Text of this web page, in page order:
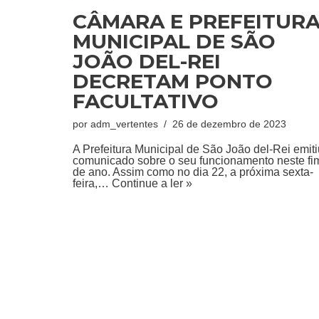
CÂMARA E
MUNICIPAL DE SÃO
JOÃO DEL-REI
DECRETAM PONTO
FACULTATIVO
por adm_vertentes 26 de dezembro de 2023
A Prefeitura Municipal de São João del-Rei
comunicado sobre o seu funcionamento neste
de ano. Assim como no dia 22, a próxima sexta-
feira,… Continue a ler »